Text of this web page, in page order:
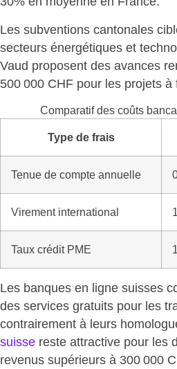
Les subventions cantonales
secteurs énergétiques et
Vaud proposent des avances
500 000 CHF pour les projets à
Comparatif des coûts
Type de frais
Tenue de compte annuelle
Virement international
Taux crédit PME
Les banques en ligne suisses
des services gratuits pour les
contrairement à leurs
suisse reste attractive pour les
revenus supérieurs à 300 000